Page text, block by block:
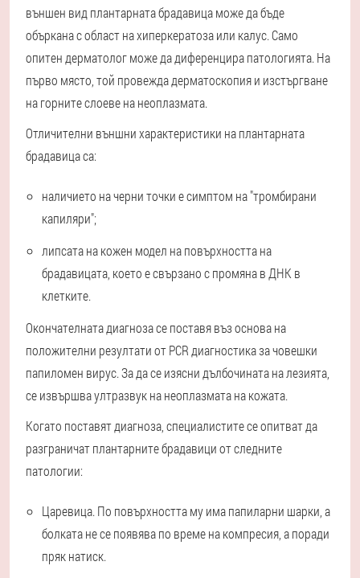
външен вид плантарната брадавица може да бъде
объркана с област на хиперкератоза или калус. Само
опитен дерматолог може да диференцира патологията. На
първо място, той провежда дерматоскопия и изстъргване
на горните слоеве на неоплазмата.
Отличителни външни характеристики на плантарната
брадавица са:
наличието на черни точки е симптом на "тромбирани
капиляри";
липсата на кожен модел на повърхността на
брадавицата, което е свързано с промяна в ДНК в
клетките.
Окончателната диагноза се поставя въз основа на
положителни резултати от PCR диагностика за човешки
папиломен вирус. За да се изясни дълбочината на лезията,
се извършва ултразвук на неоплазмата на кожата.
Когато поставят диагноза, специалистите се опитват да
разграничат плантарните брадавици от следните
патологии:
Царевица. По повърхността му има папиларни шарки, а
болката не се появява по време на компресия, а поради
пряк натиск.